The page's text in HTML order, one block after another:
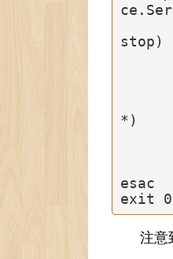
stop)
*)
esac
exit 0
注意